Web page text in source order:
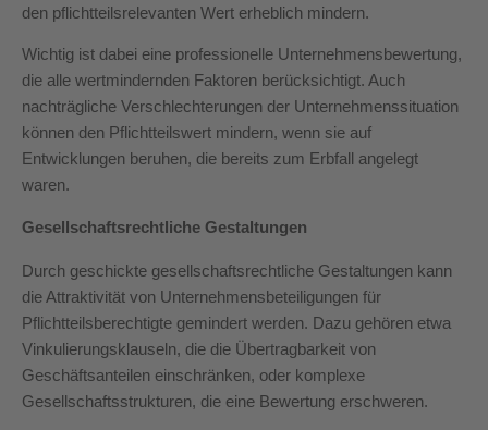
den pflichtteilsrelevanten Wert erheblich mindern.
Wichtig ist dabei eine professionelle Unternehmensbewertung,
die alle wertmindernden Faktoren berücksichtigt. Auch
nachträgliche Verschlechterungen der Unternehmenssituation
können den Pflichtteilswert mindern, wenn sie auf
Entwicklungen beruhen, die bereits zum Erbfall angelegt
waren.
Gesellschaftsrechtliche Gestaltungen
Durch geschickte gesellschaftsrechtliche Gestaltungen kann
die Attraktivität von Unternehmensbeteiligungen für
Pflichtteilsberechtigte gemindert werden. Dazu gehören etwa
Vinkulierungsklauseln, die die Übertragbarkeit von
Geschäftsanteilen einschränken, oder komplexe
Gesellschaftsstrukturen, die eine Bewertung erschweren.